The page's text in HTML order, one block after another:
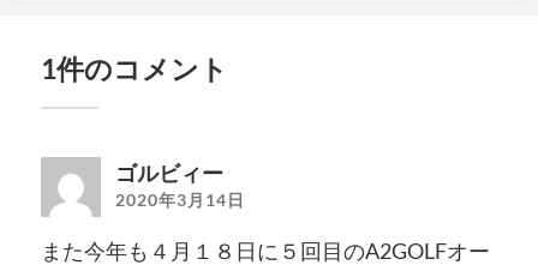
1件のコメント
ゴルビィー
2020年3月14日
また今年も４月１８日に５回目のA2GOLFオー